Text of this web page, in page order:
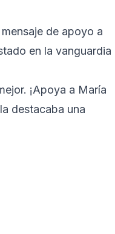
de apoyo a
en la vanguardia
¡Apoya a María
destacaba una